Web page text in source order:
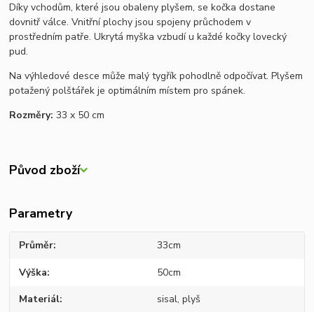
Díky vchodům, které jsou obaleny plyšem, se kočka dostane
dovnitř válce. Vnitřní plochy jsou spojeny průchodem v
prostředním patře. Ukrytá myška vzbudí u každé kočky lovecký
pud.
Na výhledové desce může malý tygřík pohodlně odpočívat. Plyšem
potažený polštářek je optimálním místem pro spánek.
Rozměry: 33 x 50 cm
Původ zboží
Parametry
Průměr 33cm
Výška 50cm
Materiál sisal, plyš